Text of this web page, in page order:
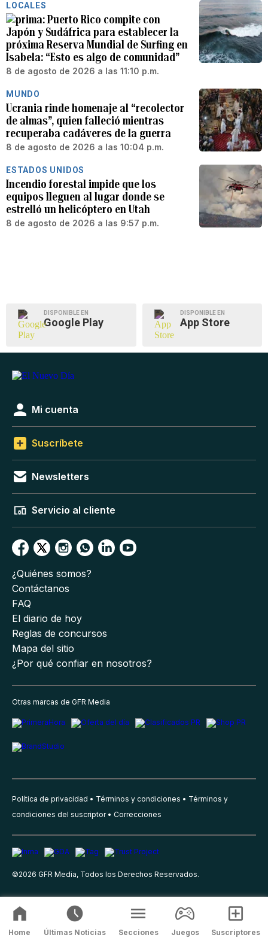
LOCALES
Puerto Rico compite con
Japón y Sudáfrica para establecer la
próxima Reserva Mundial de Surfing en
Isabela: “Esto es algo de comunidad”
8 de agosto de 2026 a las 11:10 p.m.
MUNDO
Ucrania rinde homenaje al “recolector
de almas”, quien falleció mientras
recuperaba cadáveres de la guerra
8 de agosto de 2026 a las 10:04 p.m.
ESTADOS UNIDOS
Incendio forestal impide que los
equipos lleguen al lugar donde se
estrelló un helicóptero en Utah
8 de agosto de 2026 a las 9:57 p.m.
DISPONIBLE EN
Google Play
DISPONIBLE EN
App Store
Mi cuenta
Suscríbete
Newsletters
Servicio al cliente
¿Quiénes somos?
Contáctanos
FAQ
El diario de hoy
Reglas de concursos
Mapa del sitio
¿Por qué confiar en nosotros?
Otras marcas de GFR Media
Política de privacidad Términos y condiciones
Términos y
condiciones del suscriptor
Correcciones
©2026 GFR Media, Todos los Derechos Reservados.
Home Últimas Noticias Secciones Juegos Suscriptores